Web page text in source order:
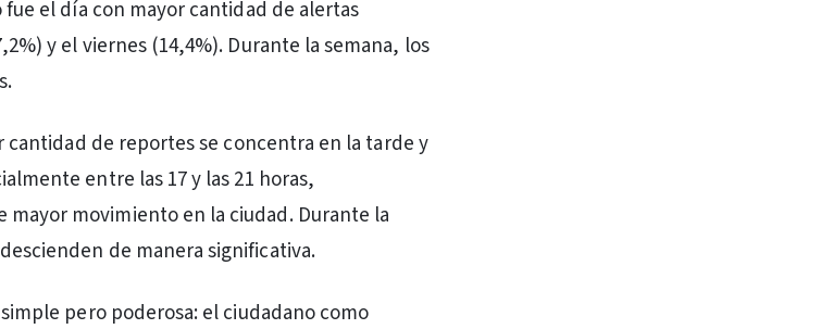
el día con mayor cantidad de alertas
y el viernes (14,4%). Durante la semana, los
cantidad de reportes se concentra en la tarde y
entre las 17 y las 21 horas,
movimiento en la ciudad. Durante la
de manera significativa.
pero poderosa: el ciudadano como